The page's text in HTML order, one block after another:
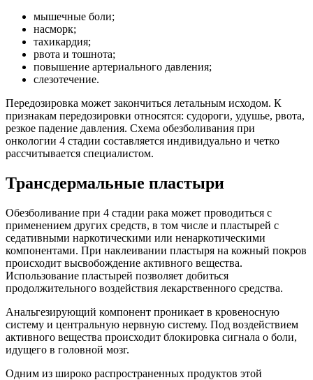
мышечные боли;
насморк;
тахикардия;
рвота и тошнота;
повышение артериального давления;
слезотечение.
Передозировка может закончиться летальным исходом. К
признакам передозировки относятся: судороги, удушье, рвота,
резкое падение давления. Схема обезболивания при
онкологии 4 стадии составляется индивидуально и четко
рассчитывается специалистом.
Трансдермальные пластыри
Обезболивание при 4 стадии рака может проводиться с
применением других средств, в том числе и пластырей с
седативными наркотическими или ненаркотическими
компонентами. При наклеивании пластыря на кожный покров
происходит высвобождение активного вещества.
Использование пластырей позволяет добиться
продолжительного воздействия лекарственного средства.
Анальгезирующий компонент проникает в кровеносную
систему и центральную нервную систему. Под воздействием
активного вещества происходит блокировка сигнала о боли,
идущего в головной мозг.
Одним из широко распространенных продуктов этой